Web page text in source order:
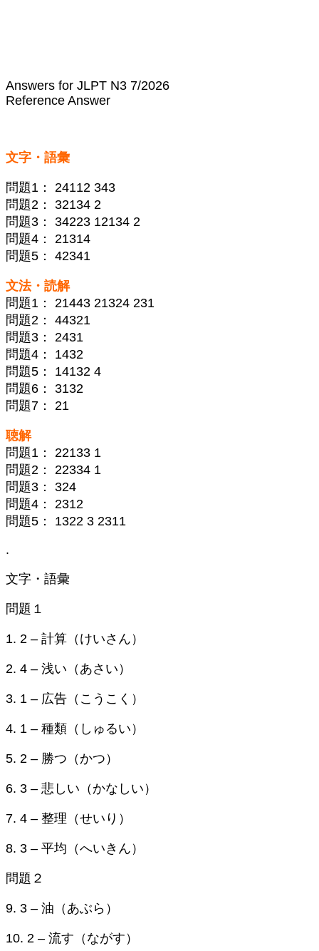
Answers for JLPT N3 7/2026
Reference Answer
文字・語彙
問題1： 24112 343
問題2： 32134 2
問題3： 34223 12134 2
問題4： 21314
問題5： 42341
文法・読解
問題1： 21443 21324 231
問題2： 44321
問題3： 2431
問題4： 1432
問題5： 14132 4
問題6： 3132
問題7： 21
聴解
問題1： 22133 1
問題2： 22334 1
問題3： 324
問題4： 2312
問題5： 1322 3 2311
.
文字・語彙
問題１
1. 2 – 計算（けいさん）
2. 4 – 浅い（あさい）
3. 1 – 広告（こうこく）
4. 1 – 種類（しゅるい）
5. 2 – 勝つ（かつ）
6. 3 – 悲しい（かなしい）
7. 4 – 整理（せいり）
8. 3 – 平均（へいきん）
問題２
9. 3 – 油（あぶら）
10. 2 – 流す（ながす）